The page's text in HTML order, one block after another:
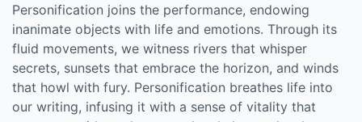
Personification joins the performance, endowing
inanimate objects with life and emotions. Through its
fluid movements, we witness rivers that whisper
secrets, sunsets that embrace the horizon, and winds
that howl with fury. Personification breathes life into
our writing, infusing it with a sense of vitality that